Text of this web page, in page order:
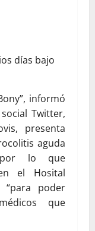
días bajo
informó
Twitter,
presenta
aguda
por lo que
el Hosital
“para poder
que